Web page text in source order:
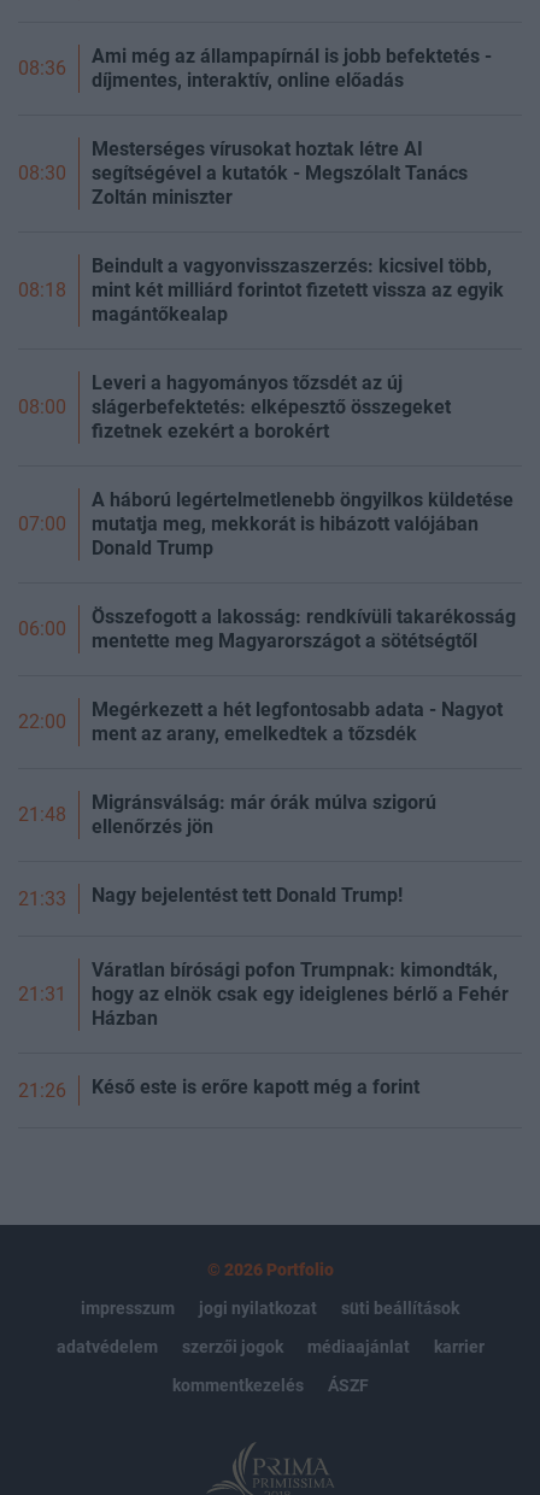
08:36
Ami még az állampapírnál is jobb befektetés -
díjmentes, interaktív, online előadás
08:30
Mesterséges vírusokat hoztak létre AI
segítségével a kutatók - Megszólalt Tanács
Zoltán miniszter
08:18
Beindult a vagyonvisszaszerzés: kicsivel több,
mint két milliárd forintot fizetett vissza az egyik
magántőkealap
08:00
Leveri a hagyományos tőzsdét az új
slágerbefektetés: elképesztő összegeket
fizetnek ezekért a borokért
07:00
A háború legértelmetlenebb öngyilkos küldetése
mutatja meg, mekkorát is hibázott valójában
Donald Trump
06:00
Összefogott a lakosság: rendkívüli takarékosság
mentette meg Magyarországot a sötétségtől
22:00
Megérkezett a hét legfontosabb adata - Nagyot
ment az arany, emelkedtek a tőzsdék
21:48
Migránsválság: már órák múlva szigorú
ellenőrzés jön
21:33 Nagy bejelentést tett Donald Trump!
21:31
Váratlan bírósági pofon Trumpnak: kimondták,
hogy az elnök csak egy ideiglenes bérlő a Fehér
Házban
21:26 Késő este is erőre kapott még a forint
© 2026 Portfolio
impresszum
jogi nyilatkozat
süti beállítások
adatvédelem
szerzői jogok médiaajánlat
karrier
kommentkezelés
ÁSZF